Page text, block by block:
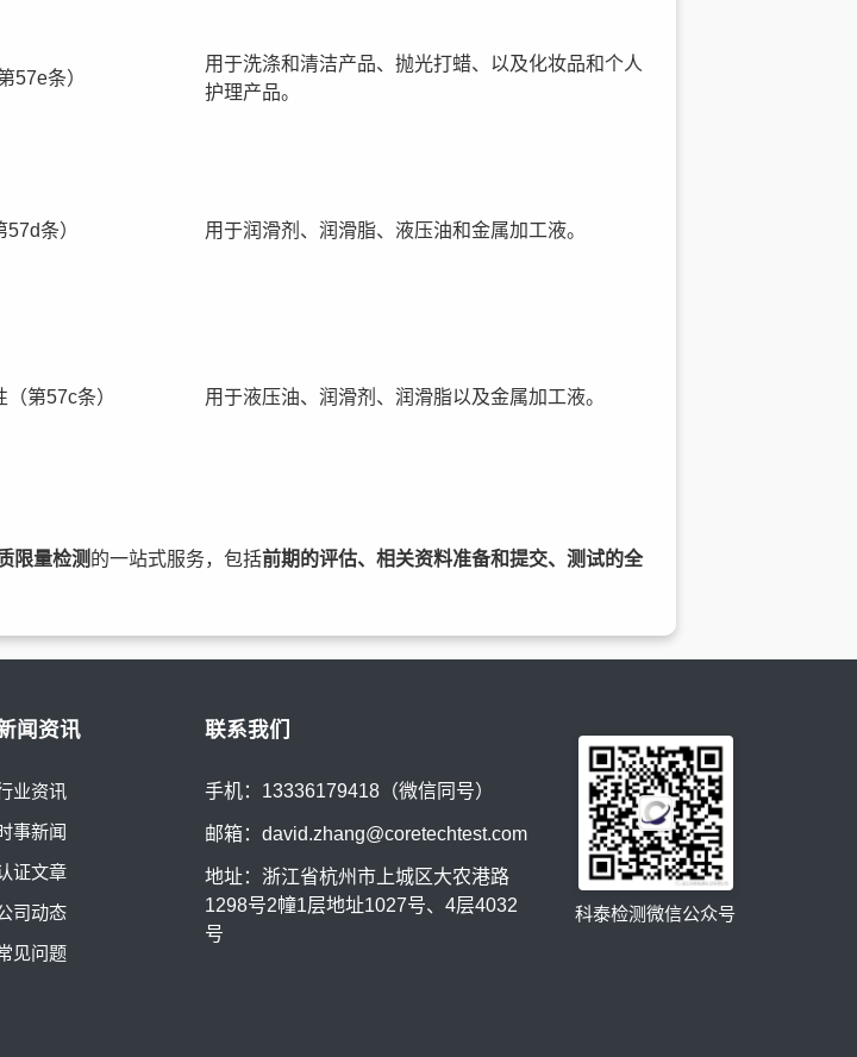
57e条）
用于洗涤和清洁产品、抛光打蜡、以及化妆品和个人
护理产品。
条） 用于润滑剂、润滑脂、液压油和金属加工液。
（第57c条） 用于液压油、润滑剂、润滑脂以及金属加工液。
限量检测的一站式服务，包括前期的评估、相关资料准备和提交、测试的全
闻资讯
业资讯
事新闻
证文章
司动态
见问题
联系我们
手机：13336179418（微信同号）
邮箱： david.zhang@coretechtest.com
地址：浙江省杭州市上城区大农港路
1298号2幢1层地址1027号、4层4032
号
科泰检测微信公众号